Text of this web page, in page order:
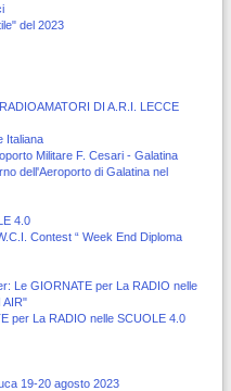
del 2023
DI A.R.I. LECCE
Italiana
Militare F. Cesari - Galatina
dell'Aeroporto di Galatina nel
4.0
Contest “ Week End Diploma
Le GIORNATE per La RADIO nelle
AIR"
per La RADIO nelle SCUOLE 4.0
19-20 agosto 2023